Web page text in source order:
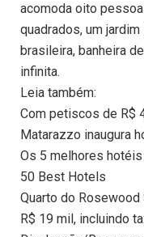
acomoda oito
quadrados, um
brasileira, banheira
infinita.
Leia também:
Com petiscos de R$
Matarazzo inaugura
Os 5 melhores hotéis
50 Best Hotels
Quarto do Rosewood
R$ 19 mil, incluindo